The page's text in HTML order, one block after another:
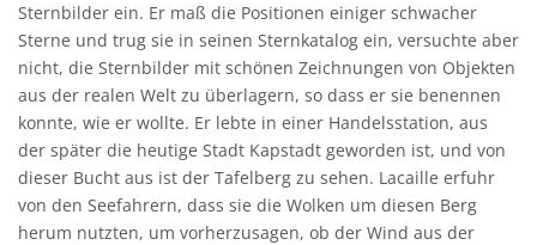
Sternbilder ein. Er maß die Positionen einiger schwacher
Sterne und trug sie in seinen Sternkatalog ein, versuchte aber
nicht, die Sternbilder mit schönen Zeichnungen von Objekten
aus der realen Welt zu überlagern, so dass er sie benennen
konnte, wie er wollte. Er lebte in einer Handelsstation, aus
der später die heutige Stadt Kapstadt geworden ist, und von
dieser Bucht aus ist der Tafelberg zu sehen. Lacaille erfuhr
von den Seefahrern, dass sie die Wolken um diesen Berg
herum nutzten, um vorherzusagen, ob der Wind aus der